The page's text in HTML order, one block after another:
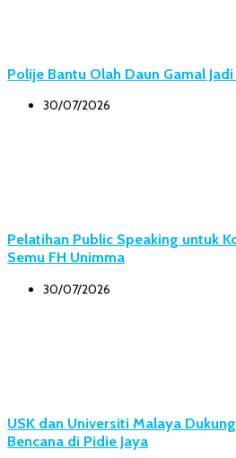
Polije Bantu Olah Daun Gamal
30/07/2026
Pelatihan Public Speaking untuk
Semu FH Unimma
30/07/2026
USK dan Universiti Malaya
Bencana di Pidie Jaya